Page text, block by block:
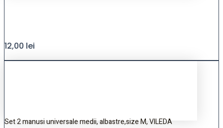
12,00 lei
Set 2 manusi universale medii, albastre,size M, VILEDA